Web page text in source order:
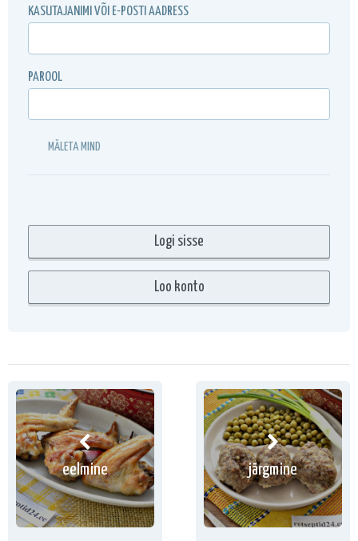
KASUTAJANIMI VÕI E-POSTI AADRESS
PAROOL
MÄLETA MIND
eelmine järgmine